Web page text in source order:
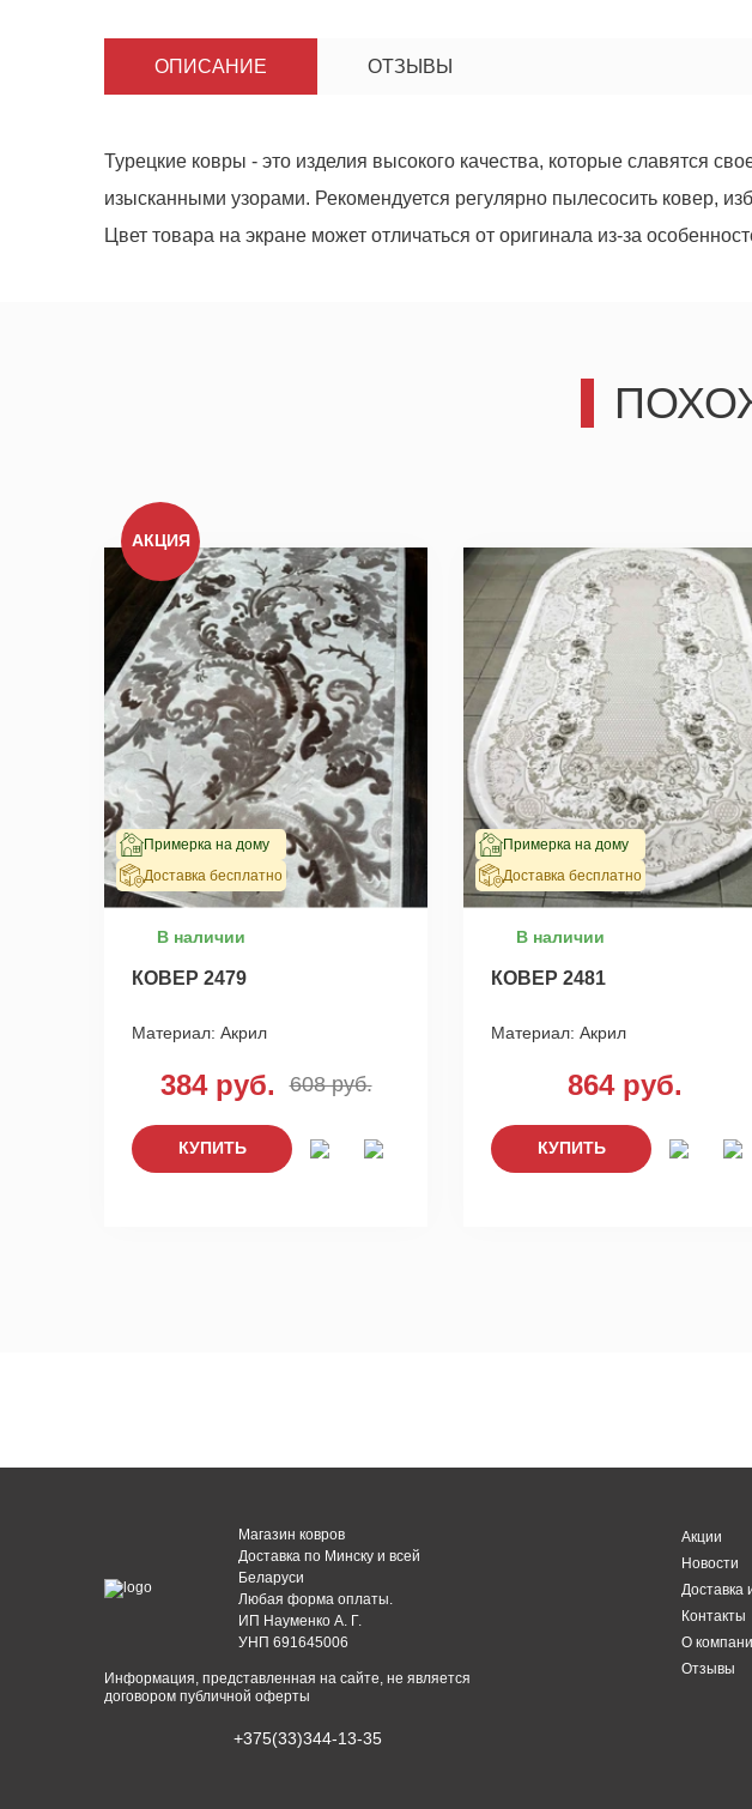
ОПИСАНИЕ ОТЗЫВЫ
Турецкие ковры - это изделия высокого качества, которые славятся
изысканными узорами. Рекомендуется регулярно пылесосить ковер,
Цвет товара на экране может отличаться от оригинала из-за
АКЦИЯ
Примерка на дому
Доставка бесплатно
В наличии
КОВЕР 2479
Материал: Акрил
384 руб. 608 руб.
КУПИТЬ
Примерка на дому
Доставка бесплатно
В наличии
КОВЕР 2481
Материал: Акрил
864 руб.
КУПИТЬ
Магазин ковров
Доставка по Минску и всей
Беларуси
Любая форма оплаты.
ИП Науменко А. Г.
УНП 691645006
Информация, представленная на сайте, не является
договором публичной оферты
+375(33)344-13-35
Акции
Новости
Доставка
Контакты
О
Отзывы
Мы не передадим ваш телефон третьим лицам, только